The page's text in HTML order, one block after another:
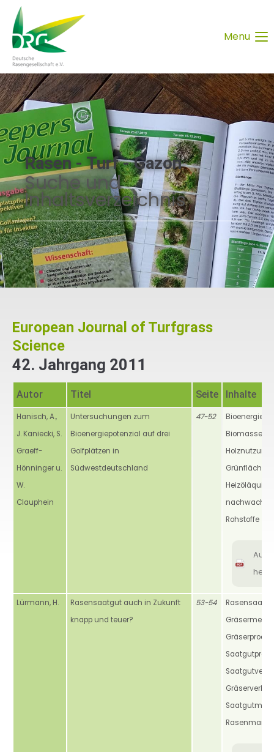
Menu
Rasen - Turf - Gazon
Suche und
Inhaltsverzeichnis
European Journal of Turfgrass
Science
42. Jahrgang 2011
Autor Titel Seite Inhalte
Hanisch, A.,
J. Kaniecki, S.
Graeff-
Hönninger u.
W.
Clauphein
Untersuchungen zum
Bioenergiepotenzial auf drei
Golfplätzen in
Südwestdeutschland
47-52
Biomasse,
Grünflächen,
Rohstoffe
Lürmann, H.
Rasensaatgut auch in Zukunft
knapp und teuer?
53-54
Rasenmarkt